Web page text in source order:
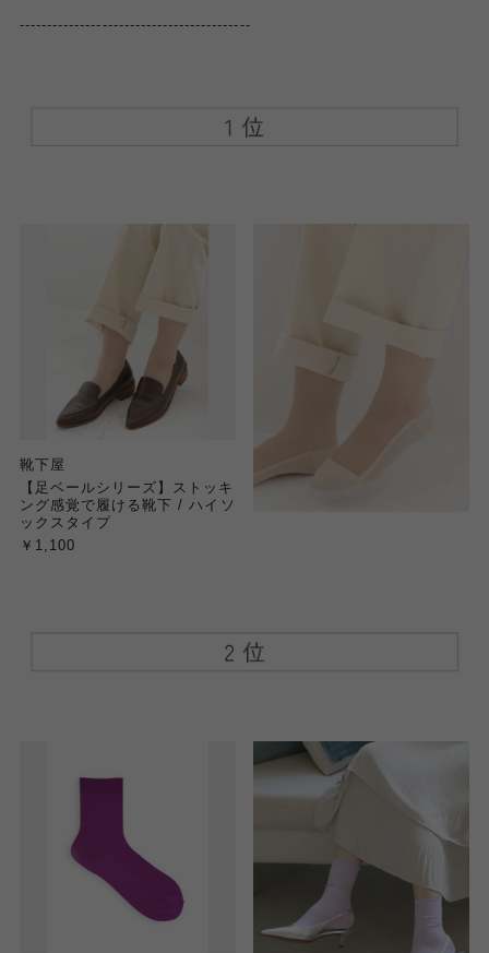
------------------------------------------
靴下屋
【足ベールシリーズ】ストッキ
ング感覚で履ける靴下 / ハイソ
ックスタイプ
￥1,100